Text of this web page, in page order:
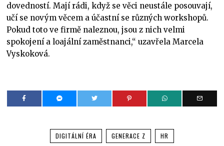
dovedností. Mají rádi, když se věci neustále posouvají,
učí se novým věcem a účastní se různých workshopů.
Pokud toto ve firmě naleznou, jsou z nich velmi
spokojení a loajální zaměstnanci,“ uzavřela Marcela
Vyskoková.
DIGITÁLNÍ ÉRA GENERACE Z HR